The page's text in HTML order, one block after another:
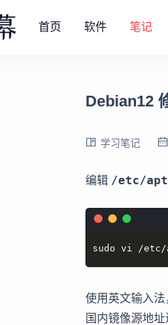
首页 软件 笔记
Debian12
学习笔记
编辑 /etc/
sudo vi /
使用英文输入
国内镜像源地